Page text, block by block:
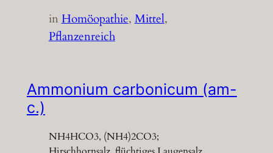
inHomöopathie, Mittel
Pflanzenreich
Ammonium carbonicum (am-
c.)
NH4HCO3, (NH4)2CO3;